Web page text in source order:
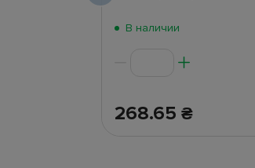
В наличии
268.65 ₴